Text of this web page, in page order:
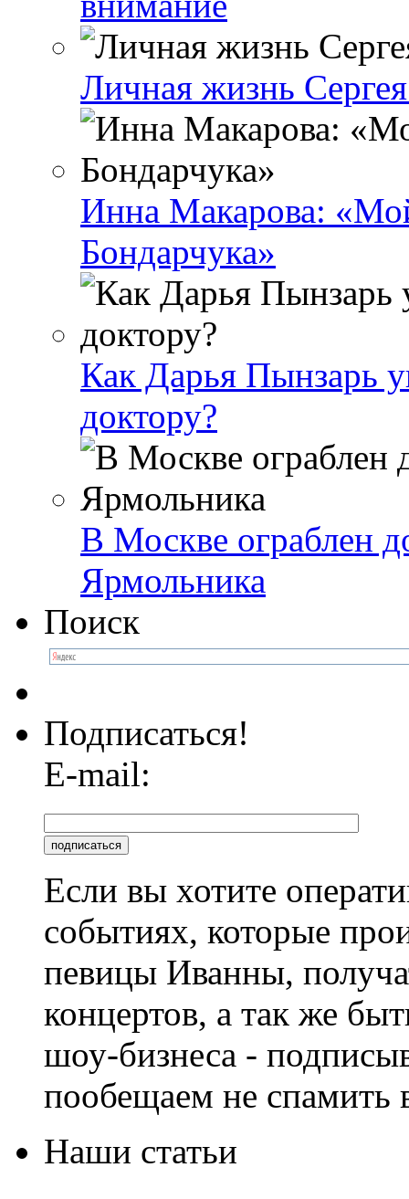
Личная жизнь
Инна Макарова:
Бондарчука»
Как Дарья Пынзарь
доктору?
В Москве ограблен
Ярмольника
Поиск
Подписаться!
E-mail:
Если вы хотите
событиях, которые
певицы Иванны,
концертов, а так же
шоу-бизнеса -
пообещаем не спамить
Наши статьи